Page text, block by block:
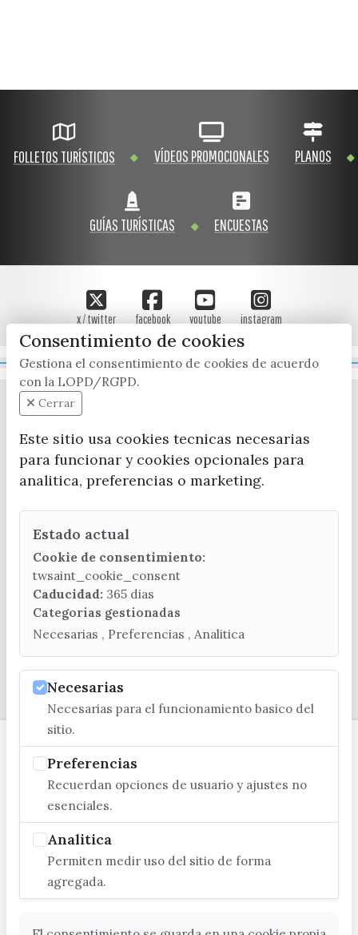
FOLLETOS TURÍSTICOS VÍDEOS PROMOCIONALES PLANOS
GUÍAS TURÍSTICAS ENCUESTAS
x / twitter facebook youtube instagram
Mapa Web
(+34) 952 541 104
turismo@velezmalaga.es
C/ Poniente, 2. CP 29740 - Torre del Mar
© EXCMO. AYUNTAMIENTO DE VÉLEZ-MÁLAGA
Consentimiento de cookies
Gestiona el consentimiento de cookies de acuerdo
con la LOPD/RGPD.
Cerrar
Este sitio usa cookies tecnicas necesarias
para funcionar y cookies opcionales para
analitica, preferencias o marketing.
Estado actual
Cookie de consentimiento:
twsaint_cookie_consent
Caducidad: 365 dias
Categorias gestionadas
Necesarias , Preferencias , Analitica
Necesarias
Necesarias para el funcionamiento basico del
sitio.
Preferencias
Recuerdan opciones de usuario y ajustes no
esenciales.
Analitica
Permiten medir uso del sitio de forma
agregada.